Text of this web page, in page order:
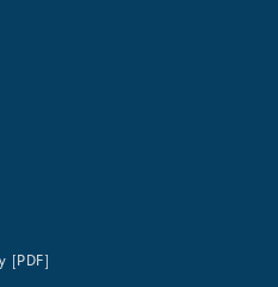
[PDF]